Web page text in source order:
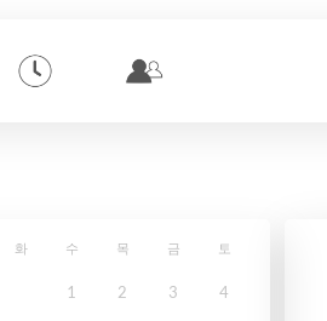
화 수 목 금 토
1 2 3 4